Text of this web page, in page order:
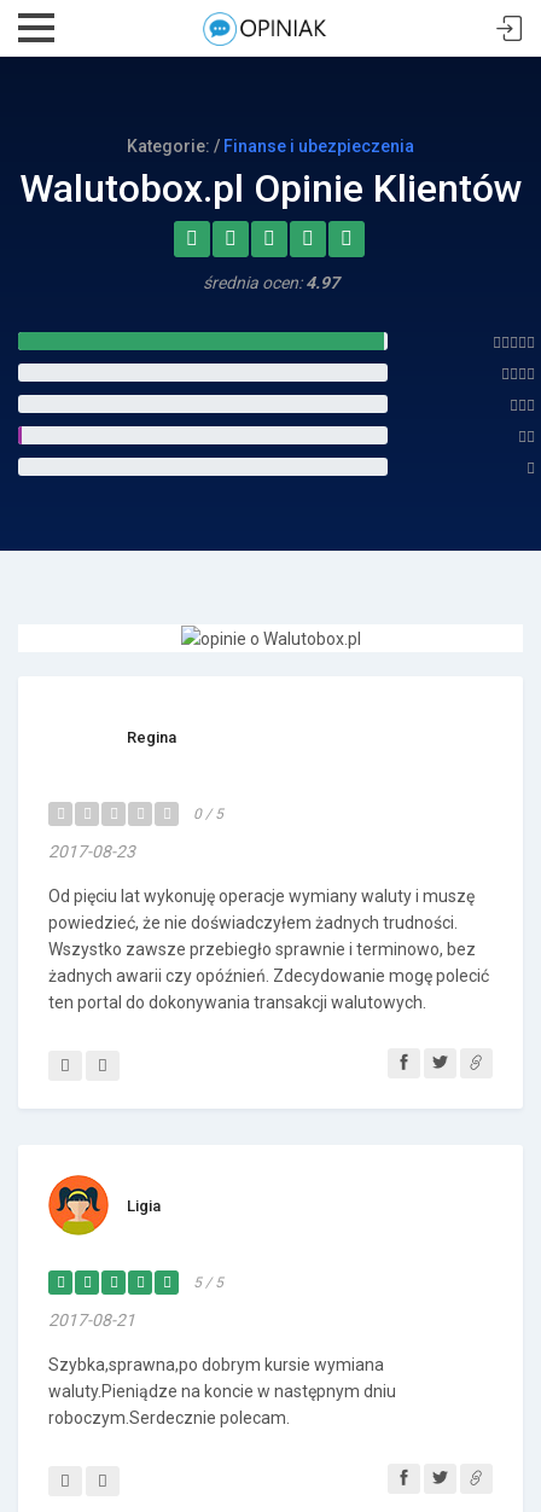
Kategorie: / Finanse i ubezpieczenia
Walutobox.pl Opinie Klientów
średnia ocen:4.97
Regina
0 / 5
2017-08-23
Od pięciu lat wykonuję operacje wymiany waluty i muszę
powiedzieć, że nie doświadczyłem żadnych trudności.
Wszystko zawsze przebiegło sprawnie i terminowo, bez
żadnych awarii czy opóźnień. Zdecydowanie mogę polecić
ten portal do dokonywania transakcji walutowych.
Ligia
5 / 5
2017-08-21
Szybka,sprawna,po dobrym kursie wymiana
waluty.Pieniądze na koncie w następnym dniu
roboczym.Serdecznie polecam.